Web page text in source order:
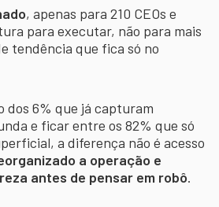
, apenas para 210 CEOs e
para executar, não para mais
tendência que fica só no
dos 6% que já capturam
e ficar entre os 82% que só
a diferença não é acesso
a operação e
antes de pensar em robô.